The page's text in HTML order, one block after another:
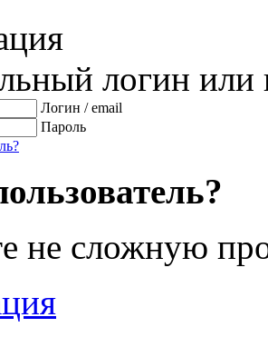
логин или
Логин / email
Пароль
не сложную